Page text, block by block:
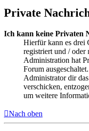
Private
Ich kann keine Privaten
Hierfür kann es drei
registriert und / oder
Administration hat
Forum
Administrator dir
verschicken,
um weitere
Nach oben